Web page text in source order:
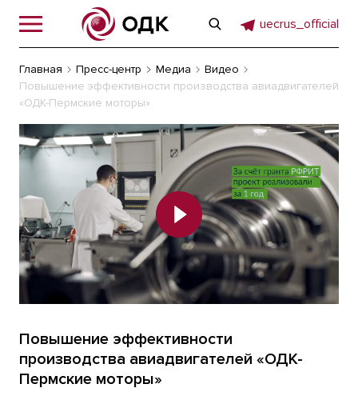
uecrus_official
Главная Пресс-центр Медиа
Видео
Повышение эффективности производства авиадвигателей
«ОДК-Пермские моторы»
Повышение эффективности
производства авиадвигателей «ОДК-
Пермские моторы»